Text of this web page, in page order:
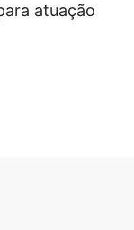
atuação